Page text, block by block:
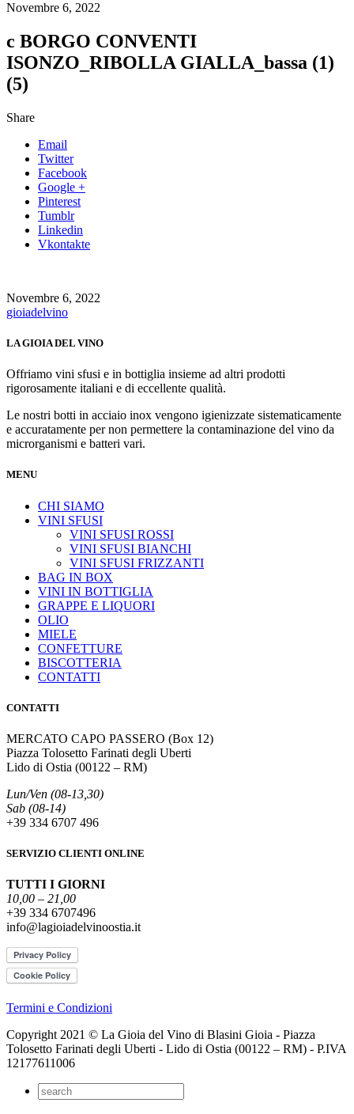
Novembre 6, 2022
c BORGO CONVENTI
ISONZO_RIBOLLA GIALLA_bassa (1)
(5)
Share
Email
Twitter
Facebook
Google +
Pinterest
Tumblr
Linkedin
Vkontakte
Novembre 6, 2022
gioiadelvino
LA GIOIA DEL VINO
Offriamo vini sfusi e in bottiglia insieme ad altri prodotti
rigorosamente italiani e di eccellente qualità.
Le nostri botti in acciaio inox vengono igienizzate sistematicamente
e accuratamente per non permettere la contaminazione del vino da
microrganismi e batteri vari.
MENU
CHI SIAMO
VINI SFUSI
VINI SFUSI ROSSI
VINI SFUSI BIANCHI
VINI SFUSI FRIZZANTI
BAG IN BOX
VINI IN BOTTIGLIA
GRAPPE E LIQUORI
OLIO
MIELE
CONFETTURE
BISCOTTERIA
CONTATTI
CONTATTI
MERCATO CAPO PASSERO (Box 12)
Piazza Tolosetto Farinati degli Uberti
Lido di Ostia (00122 – RM)
Lun/Ven (08-13,30)
Sab (08-14)
+39 334 6707 496
SERVIZIO CLIENTI ONLINE
TUTTI I GIORNI
10,00 – 21,00
+39 334 6707496
info@lagioiadelvinoostia.it
Termini e Condizioni
Copyright 2021 © La Gioia del Vino di Blasini Gioia - Piazza
Tolosetto Farinati degli Uberti - Lido di Ostia (00122 – RM) - P.IVA
12177611006